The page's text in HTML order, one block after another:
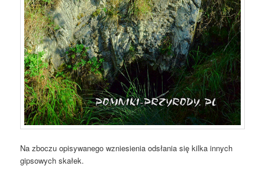
Na zboczu opisywanego wzniesienia odsłania się kilka innych
gipsowych skałek.